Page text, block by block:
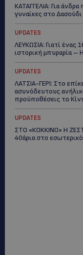
ΚΑΤΑΓΓΕΛΙΑ: Για
γυναίκες στο
UPDATES
ΛΕΥΚΩΣΙΑ: Γιατί ένας
ιστορική μπυραρία –
UPDATES
ΛΑΤΣΙΑ-ΓΕΡΙ: Στο
ασυνόδευτους
προϋποθέσεις το
UPDATES
ΣΤΟ «ΚΟΚΚΙΝΟ» Η
40άρια στο εσωτερικό